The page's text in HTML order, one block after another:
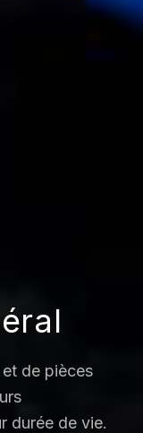
et de pièces
durée de vie.